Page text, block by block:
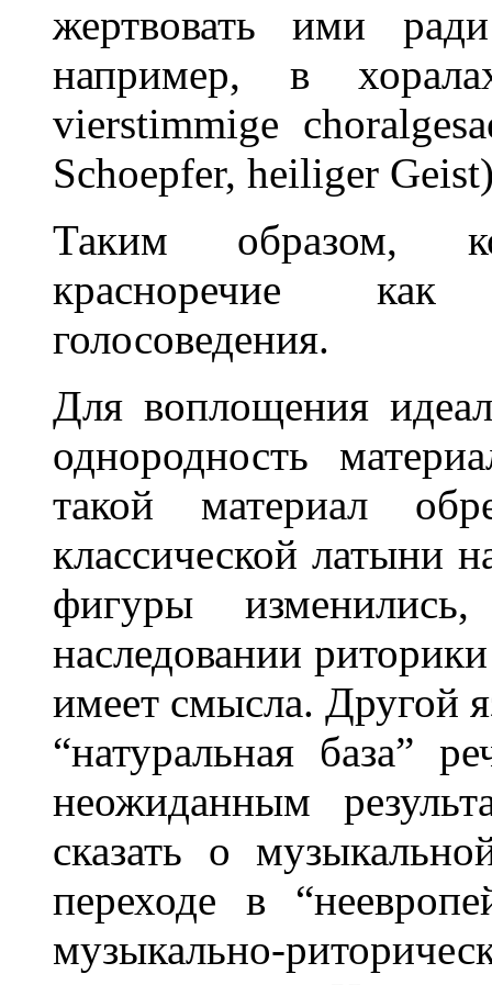
жертвовать ими
например, в
vierstimmige
Schoepfer, heiliger
Таким образом,
красноречие как
голосоведения.
Для воплощения
однородность
такой материал
классической латыни
фигуры
наследовании
имеет смысла. Другой
“натуральная база”
неожиданным
сказать о
переходе в
музыкально-